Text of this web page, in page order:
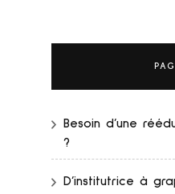
Besoin d’une
?
D’institutrice à